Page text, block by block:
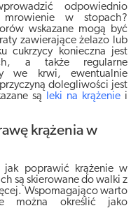
odpowiednio
w stopach?
wskazane mogą być
zawierające żelazo lub
cukrzycy konieczna jest
a także regularne
we krwi, ewentualnie
dolegliwości jest
są
leki na krążenie i
krążenia w
jak poprawić krążenie w
są skierowane do walki z
Wspomagająco warto
można określić jako